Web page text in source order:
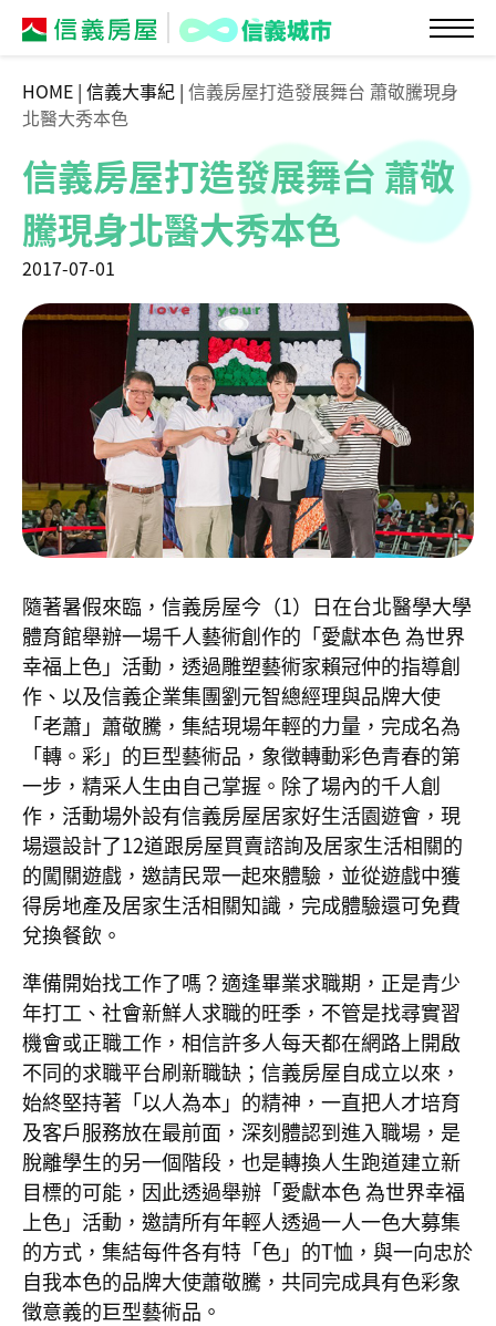
HOME | 信義大事紀 | 信義房屋打造發展舞台 蕭敬騰現身
北醫大秀本色
信義房屋打造發展舞台 蕭敬
騰現身北醫大秀本色
2017-07-01
隨著暑假來臨，信義房屋今（1）日在台北醫學大學
體育館舉辦一場千人藝術創作的「愛獻本色 為世界
幸福上色」活動，透過雕塑藝術家賴冠仲的指導創
作、以及信義企業集團劉元智總經理與品牌大使
「老蕭」蕭敬騰，集結現場年輕的力量，完成名為
「轉。彩」的巨型藝術品，象徵轉動彩色青春的第
一步，精采人生由自己掌握。除了場內的千人創
作，活動場外設有信義房屋居家好生活園遊會，現
場還設計了12道跟房屋買賣諮詢及居家生活相關的
的闖關遊戲，邀請民眾一起來體驗，並從遊戲中獲
得房地產及居家生活相關知識，完成體驗還可免費
兌換餐飲。
準備開始找工作了嗎？適逢畢業求職期，正是青少
年打工、社會新鮮人求職的旺季，不管是找尋實習
機會或正職工作，相信許多人每天都在網路上開啟
不同的求職平台刷新職缺；信義房屋自成立以來，
始終堅持著「以人為本」的精神，一直把人才培育
及客戶服務放在最前面，深刻體認到進入職場，是
脫離學生的另一個階段，也是轉換人生跑道建立新
目標的可能，因此透過舉辦「愛獻本色 為世界幸福
上色」活動，邀請所有年輕人透過一人一色大募集
的方式，集結每件各有特「色」的T恤，與一向忠於
自我本色的品牌大使蕭敬騰，共同完成具有色彩象
徵意義的巨型藝術品。